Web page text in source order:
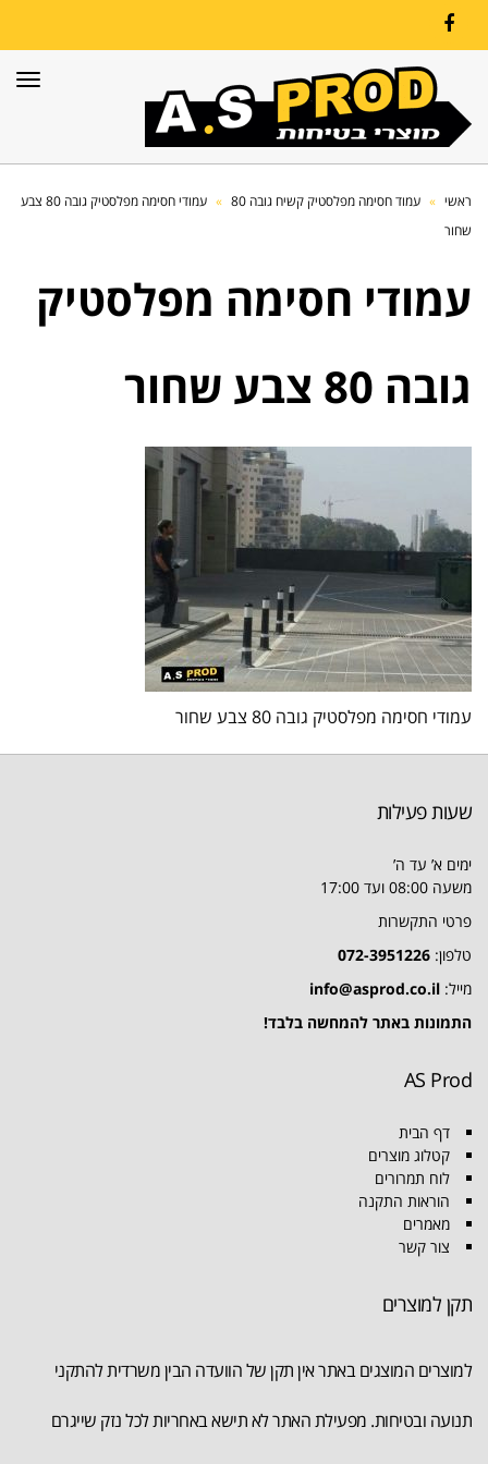
Facebook
ראשי » עמוד חסימה מפלסטיק קשיח גובה 80 »
עמודי חסימה מפלסטיק גובה 80 צבע
שחור
עמודי חסימה מפלסטיק
גובה 80 צבע שחור
עמודי חסימה מפלסטיק גובה 80 צבע שחור
שעות פעילות
ימים א’ עד ה’
משעה 08:00 ועד 17:00
פרטי התקשרות
טלפון: 072-3951226
מייל: info@asprod.co.il
התמונות באתר להמחשה בלבד!
AS Prod
דף הבית
קטלוג מוצרים
לוח תמרורים
הוראות התקנה
מאמרים
צור קשר
תקן למוצרים
למוצרים המוצגים באתר אין תקן של הוועדה הבין משרדית להתקני
תנועה ובטיחות. מפעילת האתר לא תישא באחריות לכל נזק שייגרם